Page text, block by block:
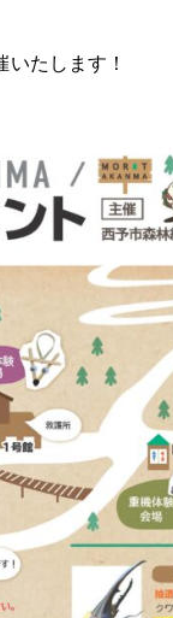
たします！